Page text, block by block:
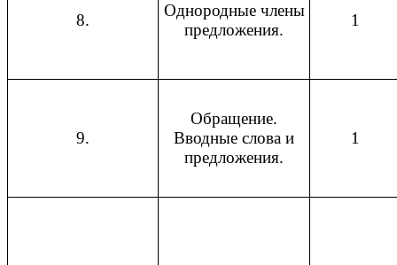
8.
Однородные члены
предложения.
1
9.
Обращение.
Вводные слова и
предложения.
1